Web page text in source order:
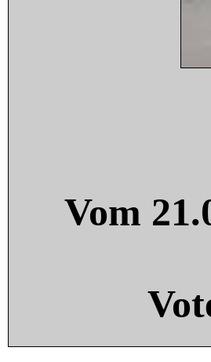
Vom